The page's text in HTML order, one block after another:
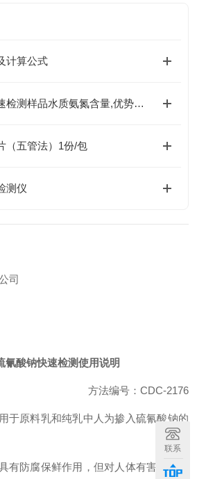
计算公式
氨氮检测试剂用于快速检测样品水质氨氮含量,优势显著
（五管法）1份/包
测仪
司
氰酸钠快速检测使用说明
方法编号：CDC-2176
于原料乳和纯乳中人为掺入硫氰酸钠的
有防腐保鲜作用，但对人体有害，是国
联系